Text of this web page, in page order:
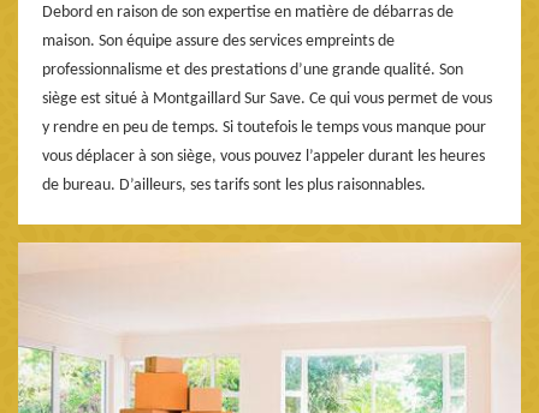
Debord en raison de son expertise en matière de débarras de
maison. Son équipe assure des services empreints de
professionnalisme et des prestations d’une grande qualité. Son
siège est situé à Montgaillard Sur Save. Ce qui vous permet de vous
y rendre en peu de temps. Si toutefois le temps vous manque pour
vous déplacer à son siège, vous pouvez l’appeler durant les heures
de bureau. D’ailleurs, ses tarifs sont les plus raisonnables.